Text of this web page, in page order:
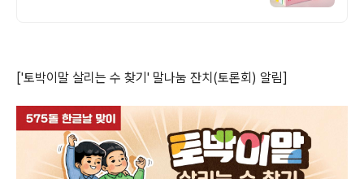
['토박이말 살리는 수 찾기' 말나눔 잔치(토론회) 알림]